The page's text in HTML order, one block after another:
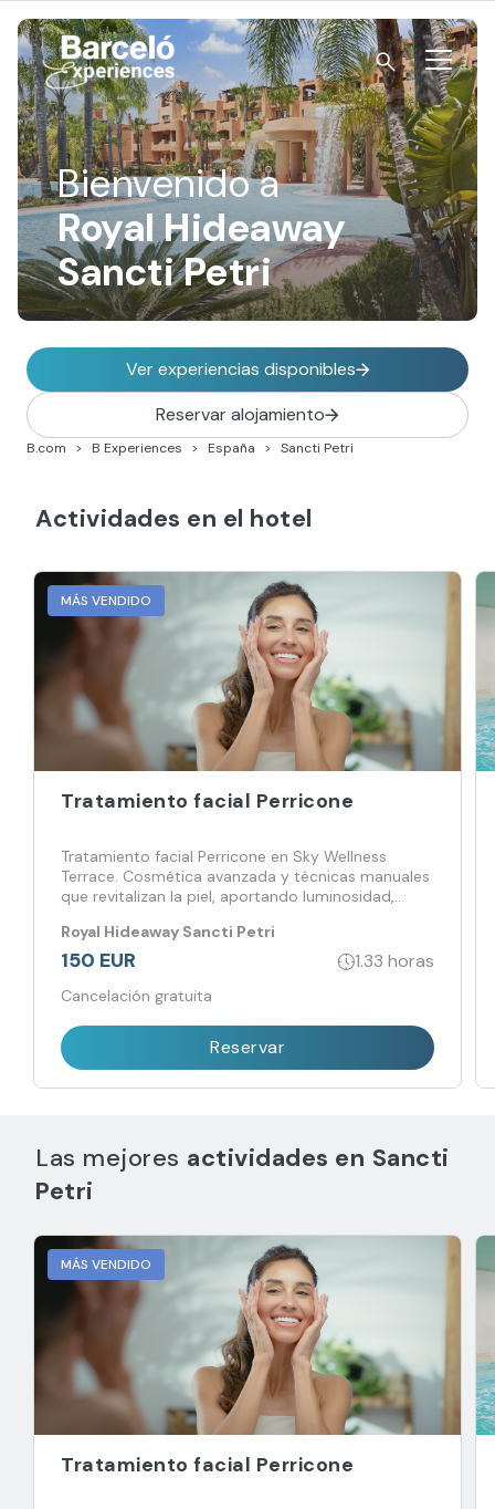
content
Barceló Experiences
Bienvenido a
Royal Hideaway
Sancti Petri
B.com B Experiences España Sancti Petri
Ver experiencias disponibles
Reservar alojamiento
Actividades en el hotel
MÁS VENDIDO
Tratamiento facial Perricone
Tratamiento facial Perricone en Sky Wellness
Terrace. Cosmética avanzada y técnicas manuales
que revitalizan la piel, aportando luminosidad,
Royal Hideaway Sancti Petri
150 EUR 1.33 horas
Cancelación gratuita
Reservar
Las mejores actividades en Sancti
Petri
MÁS VENDIDO
Tratamiento facial Perricone